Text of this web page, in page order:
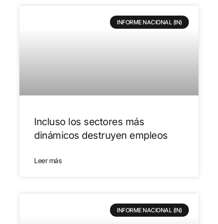
INFORME NACIONAL (IN)
Incluso los sectores más
dinámicos destruyen empleos
Leer más
INFORME NACIONAL (IN)